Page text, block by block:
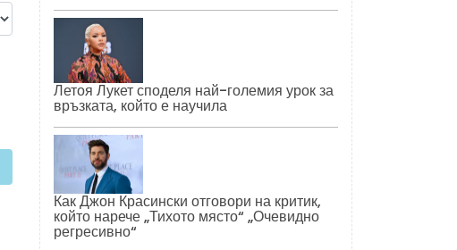
Летоя Лукет споделя най-големия урок за
връзката, който е научила
Как Джон Красински отговори на критик,
който нарече „Тихото място“ „Очевидно
регресивно“